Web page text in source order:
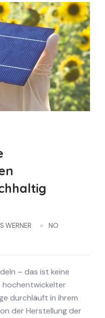
WERNER
NO
– das ist keine
hochentwickelter
durchläuft in ihrem
der Herstellung der